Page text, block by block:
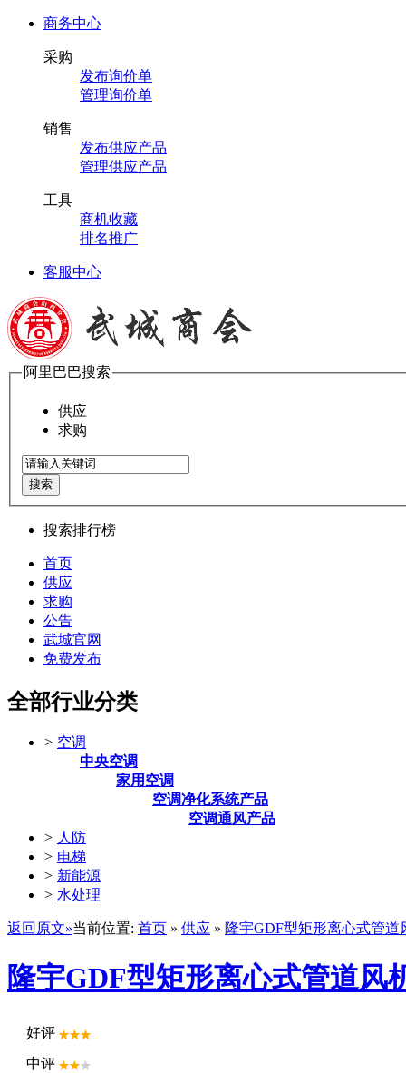
商务中心
采购
发布询价单
管理询价单
销售
发布供应产品
管理供应产品
工具
商机收藏
排名推广
客服中心
阿里巴巴搜索
供应
求购
搜索
搜索排行榜
首页
供应
求购
公告
武城官网
免费发布
全部行业分类
> 空调
中央空调
家用空调
空调净化系统产品
空调通风产品
> 人防
> 电梯
> 新能源
> 水处理
返回原文»当前位置: 首页 » 供应 » 隆宇GDF型矩形离心式管
隆宇GDF型矩形离心式管道风
好评
中评